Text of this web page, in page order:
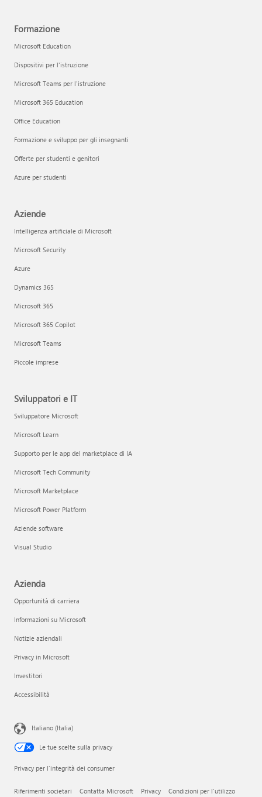
Formazione
Microsoft Education
Dispositivi per l'istruzione
Microsoft Teams per l'istruzione
Microsoft 365 Education
Office Education
Formazione e sviluppo per gli insegnanti
Offerte per studenti e genitori
Azure per studenti
Aziende
Intelligenza artificiale di Microsoft
Microsoft Security
Azure
Dynamics 365
Microsoft 365
Microsoft 365 Copilot
Microsoft Teams
Piccole imprese
Sviluppatori e IT
Sviluppatore Microsoft
Microsoft Learn
Supporto per le app del marketplace di IA
Microsoft Tech Community
Microsoft Marketplace
Microsoft Power Platform
Aziende software
Visual Studio
Azienda
Opportunità di carriera
Informazioni su Microsoft
Notizie aziendali
Privacy in Microsoft
Investitori
Accessibilità
Italiano (Italia)
Le tue scelte sulla privacy
Privacy per l'integrità dei consumer
Riferimenti societari Contatta Microsoft Privacy Condizioni per l'utilizzo